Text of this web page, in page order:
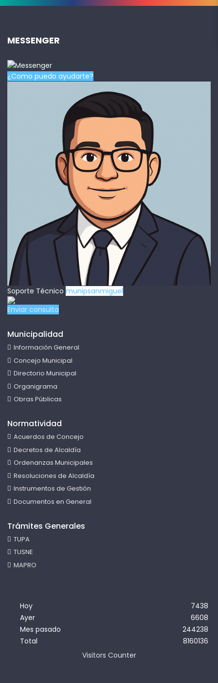
.
MESSENGER
¿Como puedo ayudarte?
Soporte Técnico munipsanmiguel
Enviar consulta
Municipalidad
Información General
Concejo Municipal
Directorio Municipal
Organigrama
Obras Públicas
Normatividad
Acuerdos de Concejo
Decretos de Alcaldía
Ordenanzas Municipales
Resoluciones de Alcaldía
Instrumentos de Gestión
Documentos en General
Trámites Generales
TUPA
TUSNE
MAPRO
Hoy
Ayer
Mes pasado
Total
7438
6608
244238
8160136
Visitors Counter